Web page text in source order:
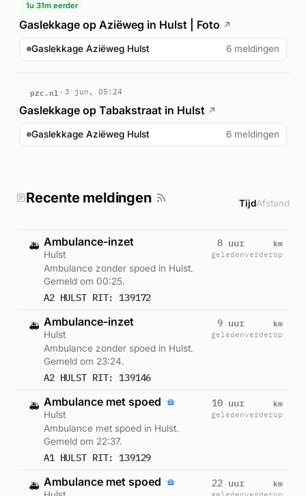
1u 31m eerder
Gaslekkage op Aziëweg in Hulst | Foto ↗
Gaslekkage Aziëweg Hulst 6 meldingen
pzc.nl 3 jun, 05:24
Gaslekkage op Tabakstraat in Hulst ↗
Gaslekkage Aziëweg Hulst 6 meldingen
Recente meldingen TijdAfstand
🚑 Ambulance-inzet
Hulst
Ambulance zonder spoed in Hulst.
Gemeld om 00:25.
A2 HULST RIT: 139172
8 uur
geleden
km
verderop
🚑 Ambulance-inzet
Hulst
Ambulance zonder spoed in Hulst.
Gemeld om 23:24.
A2 HULST RIT: 139146
9 uur
geleden
km
verderop
🚑 Ambulance met spoed
Hulst
Ambulance met spoed in Hulst.
Gemeld om 22:37.
A1 HULST RIT: 139129
10 uur
geleden
km
verderop
🚑 Ambulance met spoed 22 uur km